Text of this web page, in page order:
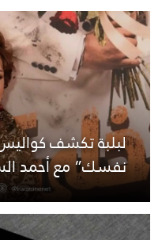
لبلبة تكشف
نفسك” مع أحمد